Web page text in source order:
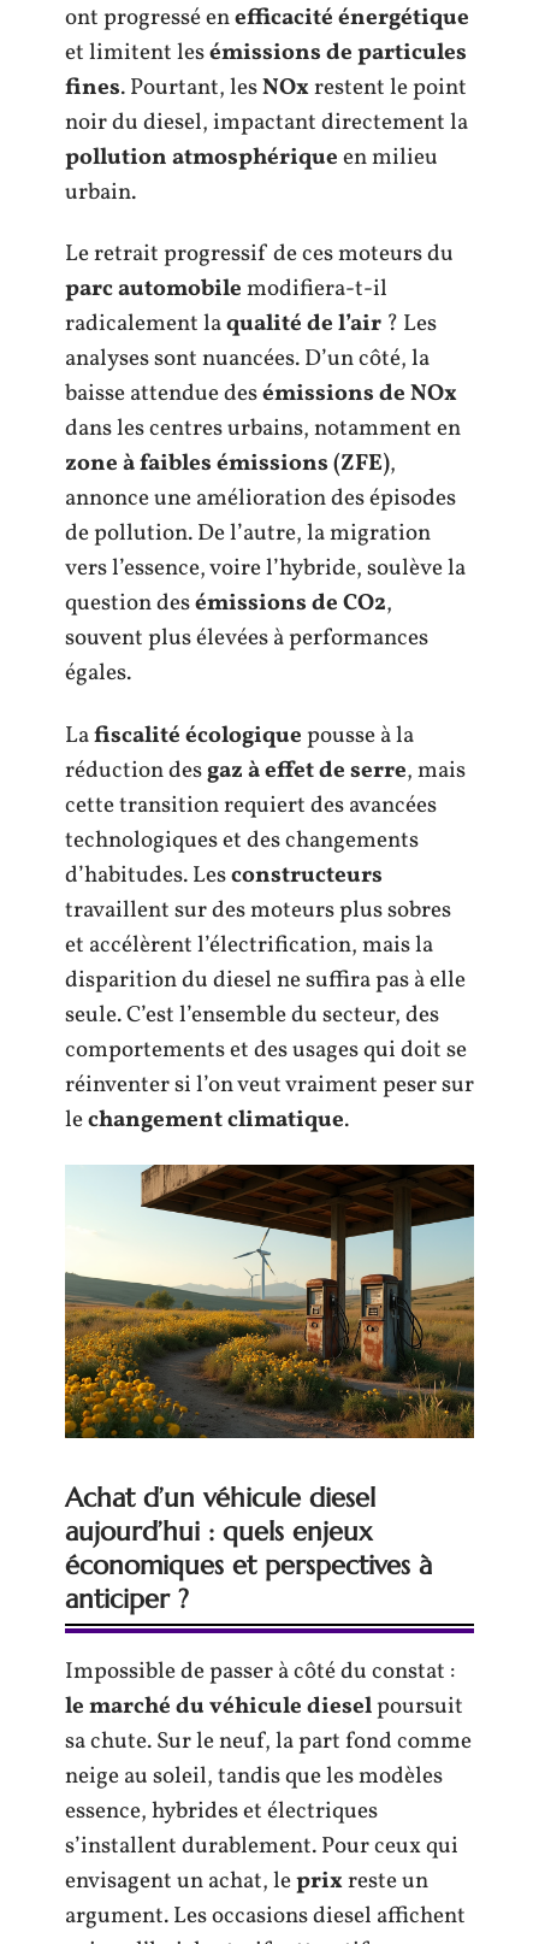
ont progressé enefficacité énergétique
et limitent lesémissions de particules
fines. Pourtant, lesNOxrestent le point
noir du diesel, impactant directement la
pollution atmosphériqueen milieu
urbain.
Le retrait progressif de ces moteurs du
parc automobilemodifiera-t-il
radicalement laqualité de l’air ? Les
analyses sont nuancées. D’un côté, la
baisse attendue desémissions de NOx
dans les centres urbains, notamment en
zone à faibles émissions (ZFE),
annonce une amélioration des épisodes
de pollution. De l’autre, la migration
vers l’essence, voire l’hybride, soulève la
question desémissions de CO2,
souvent plus élevées à performances
égales.
Lafiscalité écologiquepousse à la
réduction desgaz à effet de serre, mais
cette transition requiert des avancées
technologiques et des changements
d’habitudes. Lesconstructeurs
travaillent sur des moteurs plus sobres
et accélèrent l’électrification, mais la
disparition du diesel ne suffira pas à elle
seule. C’est l’ensemble du secteur, des
comportements et des usages qui doit se
réinventer si l’on veut vraiment peser sur
lechangement climatique.
Achat d’un véhicule diesel
aujourd’hui : quels enjeux
économiques et perspectives à
anticiper ?
Impossible de passer à côté du constat :
le marché du véhicule dieselpoursuit
sa chute. Sur le neuf, la part fond comme
neige au soleil, tandis que les modèles
essence, hybrides et électriques
s’installent durablement. Pour ceux qui
envisagent un achat, leprixreste un
argument. Les occasions diesel affichent